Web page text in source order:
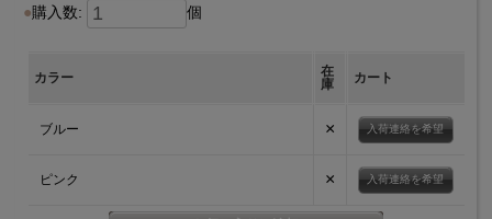
購入数: 個
カラー
在
庫
カート
ブルー × 入荷連絡を希望
ピンク × 入荷連絡を希望